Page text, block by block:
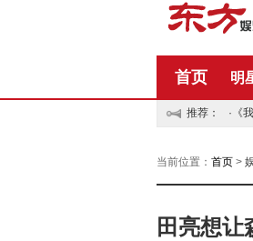
首页 明
推荐： · 《
当前位置： 首页 >
田亮想让